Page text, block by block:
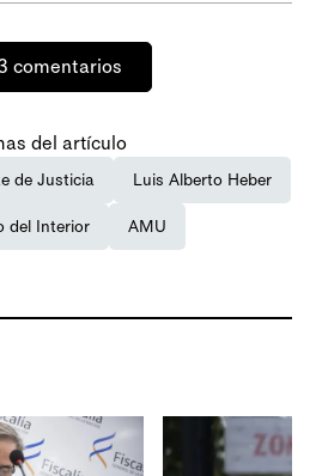
comentarios
del artículo
de Justicia Luis Alberto Heber
del Interior AMU